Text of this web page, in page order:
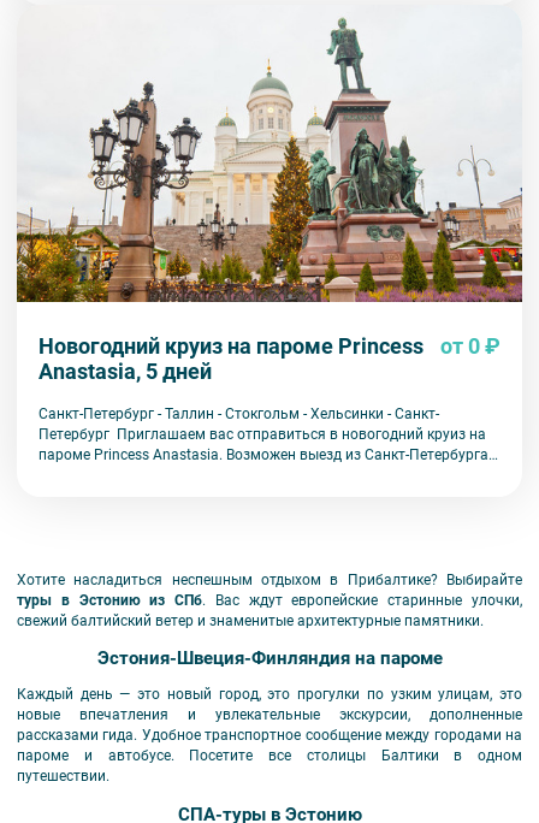
Новогодний круиз на пароме Princess
Anastasia, 5 дней
от 0 ₽
Санкт-Петербург - Таллин - Стокгольм - Хельсинки - Санкт-
Петербург Приглашаем вас отправиться в новогодний круиз на
пароме Princess Anastasia. Возможен выезд из Санкт-Петербурга и
Хотите насладиться неспешным отдыхом в Прибалтике? Выбирайте
туры в Эстонию из СПб. Вас ждут европейские старинные улочки,
свежий балтийский ветер и знаменитые архитектурные памятники.
Эстония-Швеция-Финляндия на пароме
Каждый день — это новый город, это прогулки по узким улицам, это
новые впечатления и увлекательные экскурсии, дополненные
рассказами гида. Удобное транспортное сообщение между городами на
пароме и автобусе. Посетите все столицы Балтики в одном
путешествии.
СПА-туры в Эстонию